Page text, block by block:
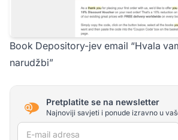
Book Depository-jev email “Hvala
narudžbi”
Pretplatite se na newsletter
Najnoviji savjeti i ponude izravno u
E-mail adresa